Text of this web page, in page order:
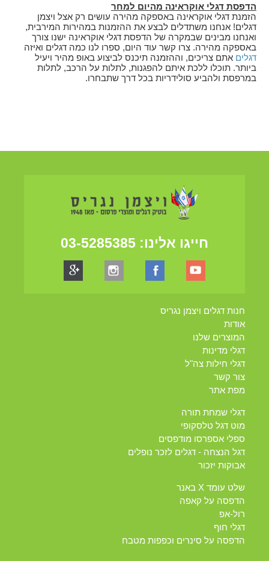
הדפסת דגלי אוקראינה מהיום למחר
הזמנת דגלי אוקראינה באספקה מהירה עושים רק אצל ויצמן
דגלים! אנחנו משתדלים לבצע את ההזמנות במהירות המירבית,
ואנחנו מבינים שבמקרה של הדפסת דגלי אוקראינה ישנו צורך
באספקה מהירה. צרו קשר עוד היום, ספרו לנו כמה דגלים ואיזה
דגלים אתם צריכים, וההזמנה תיכנס לביצוע באופ מהיר ויעיל
ביותר. תוכלו ללכת איתם להפגנות, לתלות על הרכב, לתלות
במרפסת ולהביע סולידריות בכל דרך שתבחרו.
חייגו אלינו: 03-5285385
חנות דגלים ויצמן נגריס
אודות
המוצרים שלנו
דגלי מדינות
דגלי חילות צה"ל
צור קשר
מפת אתר
דגלי שמחת תורה
מוט דגל טלסקופי
ספלי אספרסו מודפסים
דגל הנצחה - דגלים לזכר נופלים
אבוקות יזכור
שלט עומד X באנר
הדפסה על קאפה
רול-אפ
דגלי חוף
הדפסה על סינרים וכפפות מטבח